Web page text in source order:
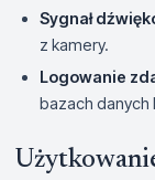
Sygnał
z kamery.
Logowanie
bazach